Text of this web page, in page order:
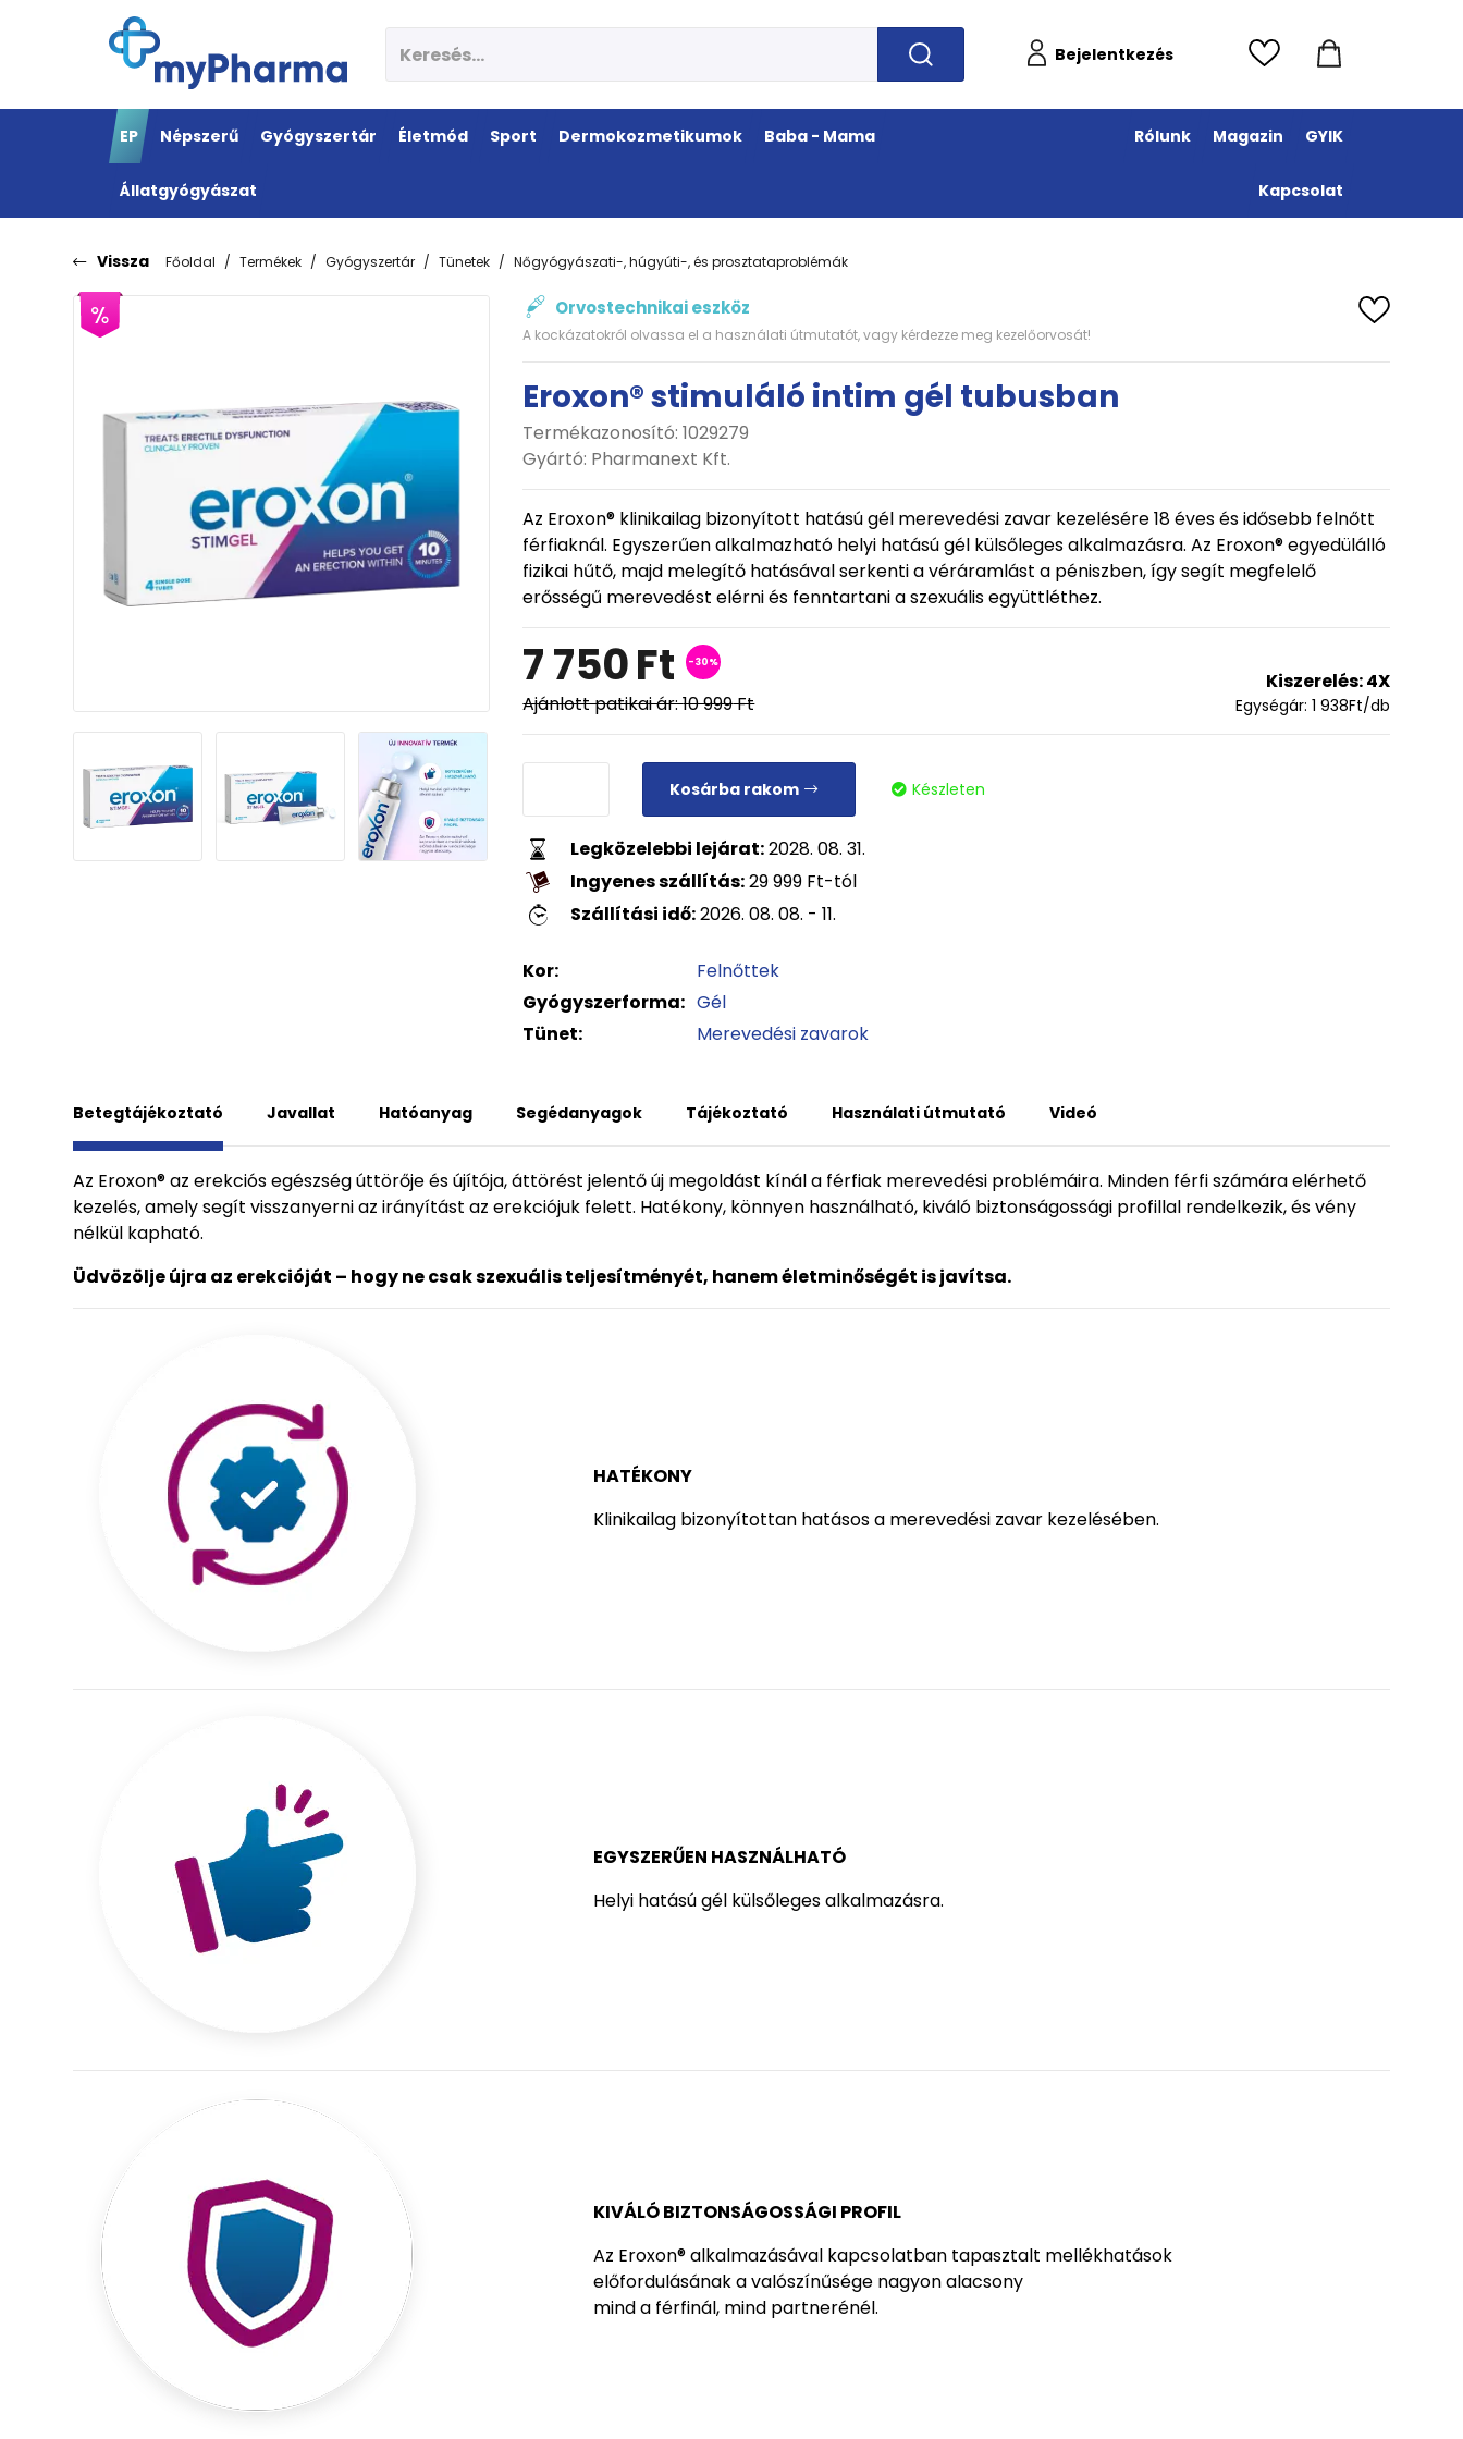
Bejelentkezés
EP Népszerű Gyógyszertár Életmód Sport Dermokozmetikumok Baba - Mama
Állatgyógyászat
Rólunk Magazin GYIK
Kapcsolat
Vissza Főoldal Termékek Gyógyszertár Tünetek Nőgyógyászati-, húgyúti-, és prosztataproblémák
Orvostechnikai eszköz
A kockázatokról olvassa el a használati útmutatót, vagy kérdezze meg kezelőorvosát!
Eroxon® stimuláló intim gél tubusban
Termékazonosító: 1029279
Gyártó: Pharmanext Kft.
Az Eroxon® klinikailag bizonyított hatású gél merevedési zavar kezelésére 18 ­éves és idősebb felnőtt
férfiaknál. Egyszerűen alkalmazható helyi hatású gél külsőleges alkalmazásra. Az Eroxon® egyedülálló
fizikai hűtő, majd melegítő hatásával serkenti a véráramlást a péniszben, így segít megfelelő
erősségű merevedést elérni és fenntartani a szexuális együttléthez.
7 750Ft -30%
Ajánlott patikai ár:10 999Ft
Kiszerelés:4X
Egységár: 1 938Ft/db
Kosárba rakom Készleten
Legközelebbi lejárat:2028. 08. 31.
Ingyenes szállítás:29 999 Ft-tól
Szállítási idő:2026. 08. 08. - 11.
Kor:
Felnőttek
Gyógyszerforma: Gél
Tünet:
Merevedési zavarok
Betegtájékoztató Javallat Hatóanyag Segédanyagok Tájékoztató Használati útmutató Videó
Az Eroxon® az erekciós egészség úttörője és újítója, áttörést jelentő új megoldást kínál a férfiak merevedési problémáira. Minden férfi számára elérhető
kezelés, amely segít visszanyerni az irányítást az erekciójuk felett. Hatékony, könnyen használható, kiváló biztonságossági profillal rendelkezik, és vény
nélkül kapható.
Üdvözölje újra az erekcióját – hogy ne csak szexuális teljesítményét, hanem életminőségét is javítsa.
HATÉKONY
Klinikailag bizonyítottan hatásos a merevedési zavar kezelésében.
EGYSZERŰEN HASZNÁLHATÓ
Helyi hatású gél külsőleges alkalmazásra.
KIVÁLÓ BIZTONSÁGOSSÁGI PROFIL
Az Eroxon® alkalmazásával kapcsolatban tapasztalt mellékhatások
előfordulásának a valószínűsége nagyon alacsony
mind a férfinál, mind partnerénél.